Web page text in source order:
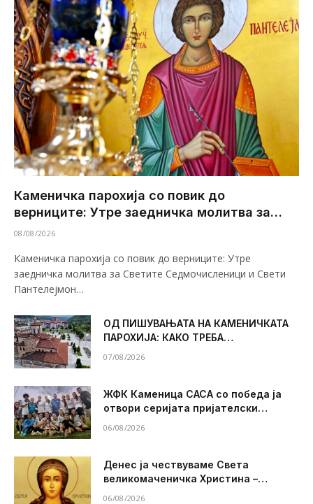
Каменичка парохија со повик до
верниците: Утре заедничка молитва за
Светите Седмочисленици и Свети
08/08/2026
Каменичка парохија со повик до верниците: Утре
заедничка молитва за Светите Седмочисленици и Свети
Пантелејмон…
ОД ПИШУВАЊАТА НА КАМЕНИЧКАТА
ПАРОХИЈА: КАКО ТРЕБА
07/08/2026
ЖФК Каменица САСА со победа ја
отвори серијата пријателски
06/08/2026
Денес ја чествуваме Света
великомаченичка Христина –
06/08/2026